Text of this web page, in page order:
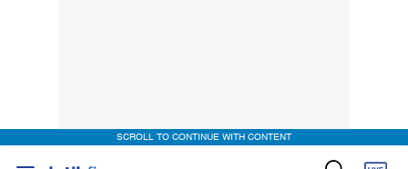
SCROLL TO CONTINUE WITH CONTENT